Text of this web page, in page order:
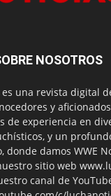
NOSOTROS
una revista digital
y
de experiencia en
y un
damos WWE
sitio web
canal de